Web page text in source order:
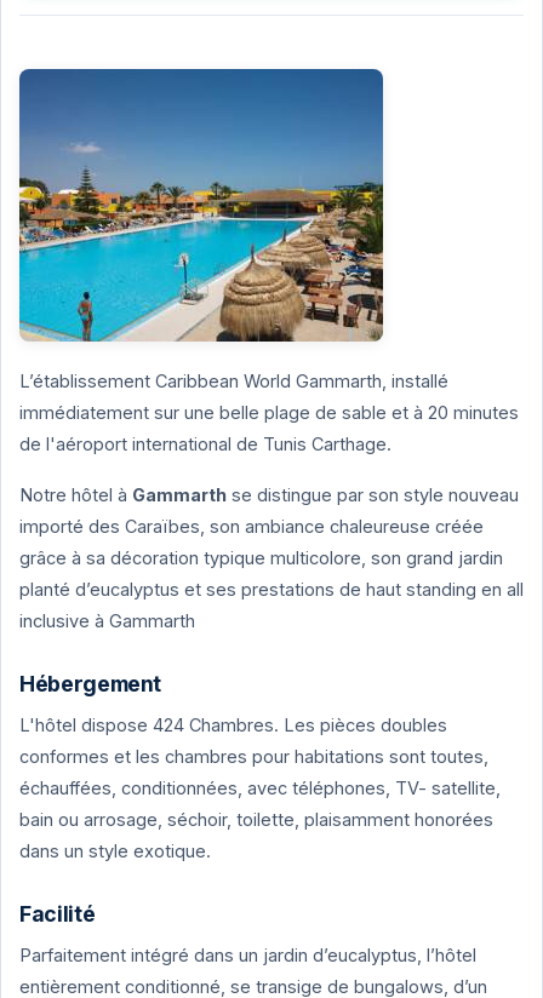
L’établissement Caribbean World Gammarth, installé
immédiatement sur une belle plage de sable et à 20 minutes
de l'aéroport international de Tunis Carthage.
Notre hôtel à Gammarth se distingue par son style nouveau
importé des Caraïbes, son ambiance chaleureuse créée
grâce à sa décoration typique multicolore, son grand jardin
planté d’eucalyptus et ses prestations de haut standing en all
inclusive à Gammarth
Hébergement
L'hôtel dispose 424 Chambres. Les pièces doubles
conformes et les chambres pour habitations sont toutes,
échauffées, conditionnées, avec téléphones, TV- satellite,
bain ou arrosage, séchoir, toilette, plaisamment honorées
dans un style exotique.
Facilité
Parfaitement intégré dans un jardin d’eucalyptus, l’hôtel
entièrement conditionné, se transige de bungalows, d’un